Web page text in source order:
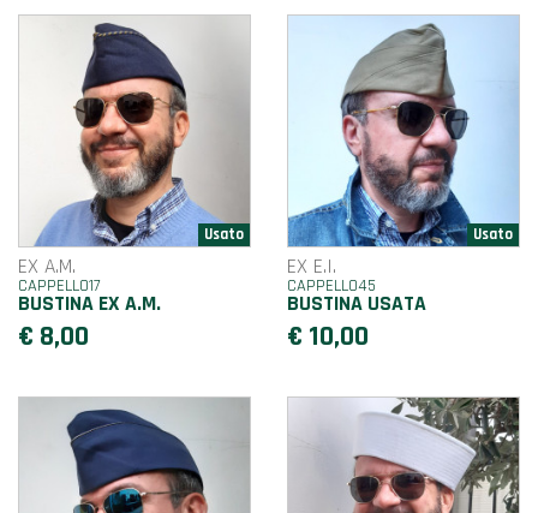
EX A.M.
CAPPELLO17
BUSTINA EX A.M.
€ 8,00
EX E.I.
CAPPELLO45
BUSTINA USATA
€ 10,00